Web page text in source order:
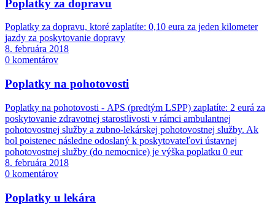
Poplatky za dopravu
Poplatky za dopravu, ktoré zaplatíte: 0,10 eura za jeden kilometer
jazdy za poskytovanie dopravy
8. februára 2018
0 komentárov
Poplatky na pohotovosti
Poplatky na pohotovosti - APS (predtým LSPP) zaplatíte: 2 eurá za
poskytovanie zdravotnej starostlivosti v rámci ambulantnej
pohotovostnej služby a zubno-lekárskej pohotovostnej služby. Ak
bol poistenec následne odoslaný k poskytovateľovi ústavnej
pohotovostnej služby (do nemocnice) je výška poplatku 0 eur
8. februára 2018
0 komentárov
Poplatky u lekára